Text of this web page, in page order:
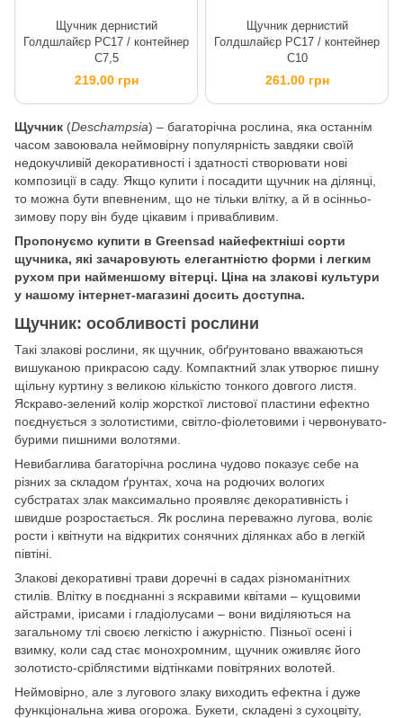
Щучник дернистий
Голдшлайєр PC17 / контейнер
C7,5
219.00 грн
Щучник дернистий
Голдшлайєр PC17 / контейнер
C10
261.00 грн
Щучник (Deschampsia) – багаторічна рослина, яка останнім
часом завоювала неймовірну популярність завдяки своїй
недокучливій декоративності і здатності створювати нові
композиції в саду. Якщо купити і посадити щучник на ділянці,
то можна бути впевненим, що не тільки влітку, а й в осінньо-
зимову пору він буде цікавим і привабливим.
Пропонуємо купити в Greensad найефектніші сорти
щучника, які зачаровують елегантністю форми і легким
рухом при найменшому вітерці. Ціна на злакові культури
у нашому інтернет-магазині досить доступна.
Щучник: особливості рослини
Такі злакові рослини, як щучник, обґрунтовано вважаються
вишуканою прикрасою саду. Компактний злак утворює пишну
щільну куртину з великою кількістю тонкого довгого листя.
Яскраво-зелений колір жорсткої листової пластини ефектно
поєднується з золотистими, світло-фіолетовими і червонувато-
бурими пишними волотями.
Невибаглива багаторічна рослина чудово показує себе на
різних за складом ґрунтах, хоча на родючих вологих
субстратах злак максимально проявляє декоративність і
швидше розростається. Як рослина переважно лугова, воліє
рости і квітнути на відкритих сонячних ділянках або в легкій
півтіні.
Злакові декоративні трави доречні в садах різноманітних
стилів. Влітку в поєднанні з яскравими квітами – кущовими
айстрами, ірисами і гладіолусами – вони виділяються на
загальному тлі своєю легкістю і ажурністю. Пізньої осені і
взимку, коли сад стає монохромним, щучник оживляє його
золотисто-сріблястими відтінками повітряних волотей.
Неймовірно, але з лугового злаку виходить ефектна і дуже
функціональна жива огорожа. Букети, складені з сухоцвіту,